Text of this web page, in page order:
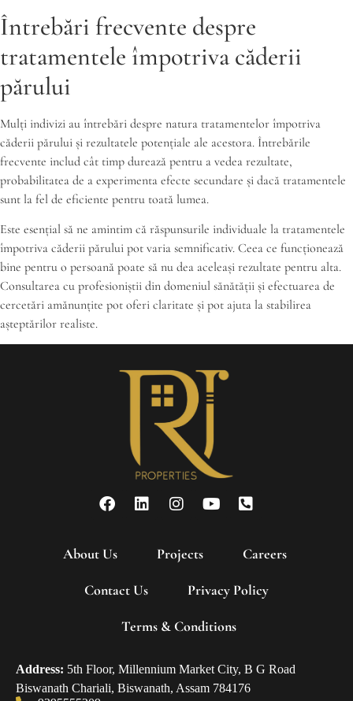
Întrebări frecvente despre
tratamentele împotriva căderii
părului
Mulți indivizi au întrebări despre natura tratamentelor împotriva
căderii părului și rezultatele potențiale ale acestora. Întrebările
frecvente includ cât timp durează pentru a vedea rezultate,
probabilitatea de a experimenta efecte secundare și dacă tratamentele
sunt la fel de eficiente pentru toată lumea.
Este esențial să ne amintim că răspunsurile individuale la tratamentele
împotriva căderii părului pot varia semnificativ. Ceea ce funcționează
bine pentru o persoană poate să nu dea aceleași rezultate pentru alta.
Consultarea cu profesioniștii din domeniul sănătății și efectuarea de
cercetări amănunțite pot oferi claritate și pot ajuta la stabilirea
așteptărilor realiste.
About Us Projects Careers
Contact Us Privacy Policy
Terms & Conditions
Address: 5th Floor, Millennium Market City, B G Road
Biswanath Chariali, Biswanath, Assam 784176